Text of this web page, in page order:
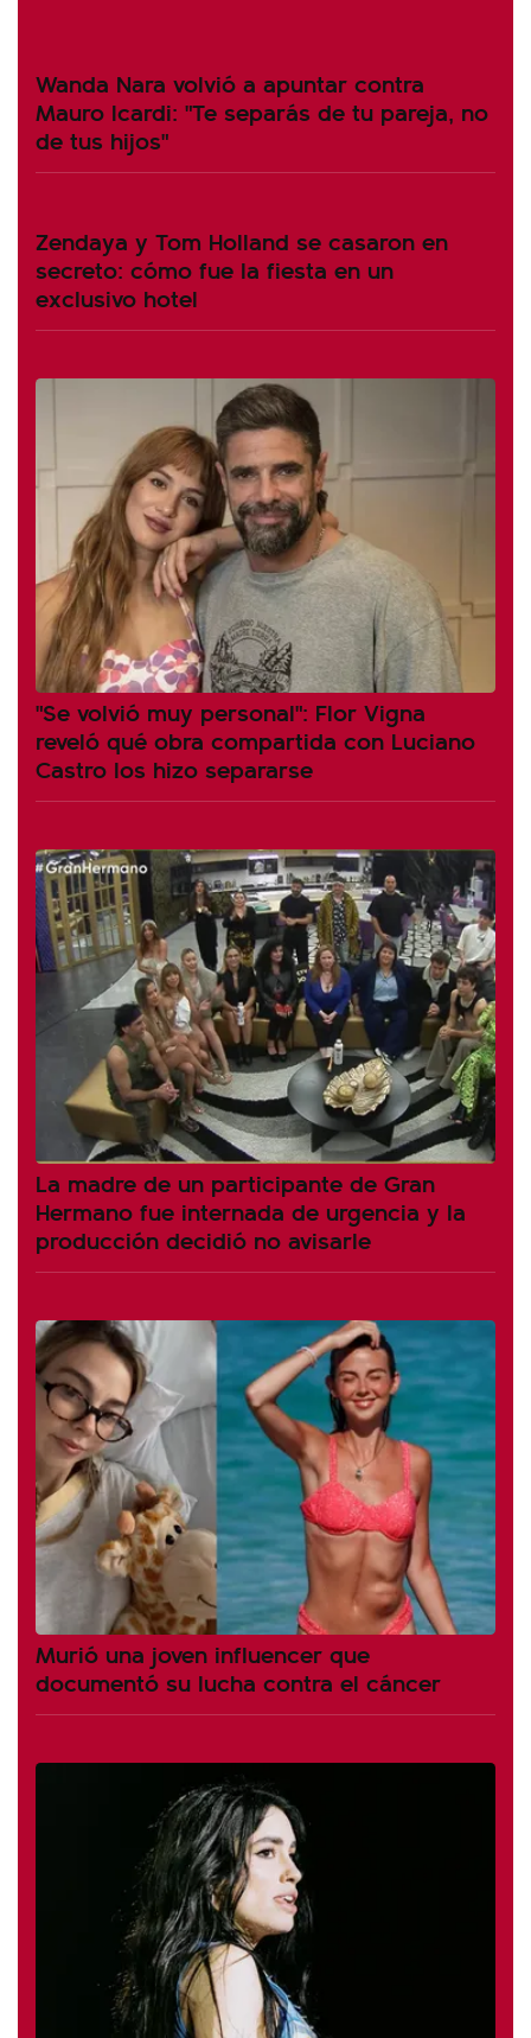
Wanda Nara volvió a apuntar contra
Mauro Icardi: "Te separás de tu pareja, no
de tus hijos"
Zendaya y Tom Holland se casaron en
secreto: cómo fue la fiesta en un
exclusivo hotel
"Se volvió muy personal": Flor Vigna
reveló qué obra compartida con Luciano
Castro los hizo separarse
La madre de un participante de Gran
Hermano fue internada de urgencia y la
producción decidió no avisarle
Murió una joven influencer que
documentó su lucha contra el cáncer